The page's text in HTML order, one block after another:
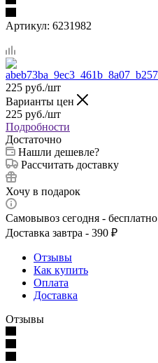
Артикул: 6231982
225 руб./шт
Варианты цен
225 руб./шт
Подробности
Достаточно
Нашли дешевле?
Рассчитать доставку
Хочу в подарок
Самовывоз сегодня - бесплатно
Доставка завтра - 390 ₽
Отзывы
Как купить
Оплата
Доставка
Отзывы